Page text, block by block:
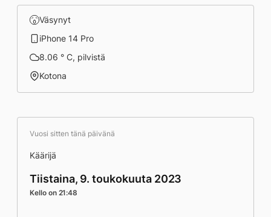
Väsynyt
iPhone 14 Pro
8.06 ° C, pilvistä
Kotona
Vuosi sitten tänä päivänä
Käärijä
Tiistaina, 9. toukokuuta 2023
Kello on 21:48